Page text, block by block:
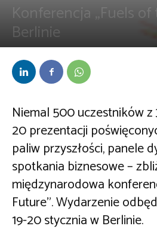
Konferencja „Fuels
Berlinie
Przez Redakcja-
Niemal 500 uczestników
20 prezentacji
paliw przyszłości, panele
spotkania biznesowe –
międzynarodowa
Future”. Wydarzenie
19-20 stycznia w Berlinie.